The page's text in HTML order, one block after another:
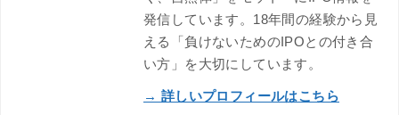
発信しています。18年間の経験から見
える「負けないためのIPOとの付き合
い方」を大切にしています。
→ 詳しいプロフィールはこちら